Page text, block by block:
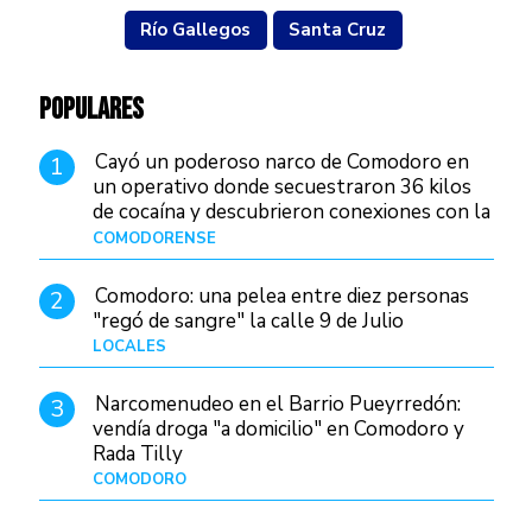
Río Gallegos Santa Cruz
POPULARES
1
Cayó un poderoso narco de Comodoro en
un operativo donde secuestraron 36 kilos
de cocaína y descubrieron conexiones con la
Patagonia
COMODORENSE
2
Comodoro: una pelea entre diez personas
"regó de sangre" la calle 9 de Julio
LOCALES
3
Narcomenudeo en el Barrio Pueyrredón:
vendía droga "a domicilio" en Comodoro y
Rada Tilly
COMODORO